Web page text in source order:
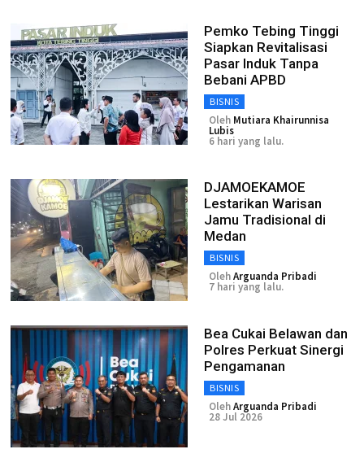
Pemko Tebing Tinggi
Siapkan Revitalisasi
Pasar Induk Tanpa
Bebani APBD
BISNIS
Oleh Mutiara Khairunnisa
Lubis
6 hari yang lalu.
DJAMOEKAMOE
Lestarikan Warisan
Jamu Tradisional di
Medan
BISNIS
OlehArguanda Pribadi
7 hari yang lalu.
Bea Cukai Belawan dan
Polres Perkuat Sinergi
Pengamanan
BISNIS
OlehArguanda Pribadi
28 Jul 2026